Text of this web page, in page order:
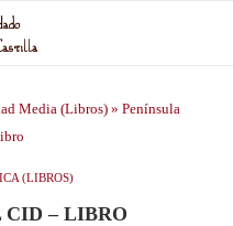
Media (Libros) » Península
(LIBROS)
CID – LIBRO